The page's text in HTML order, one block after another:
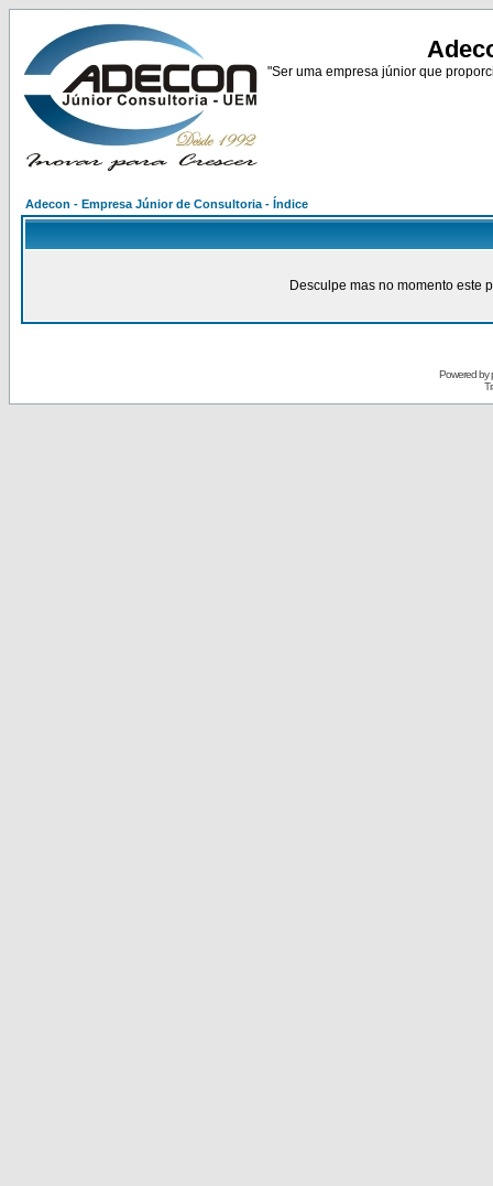
"Ser uma empresa júnior que
Adecon - Empresa Júnior de Consultoria - Índice
Desculpe mas no momento este
Powered by